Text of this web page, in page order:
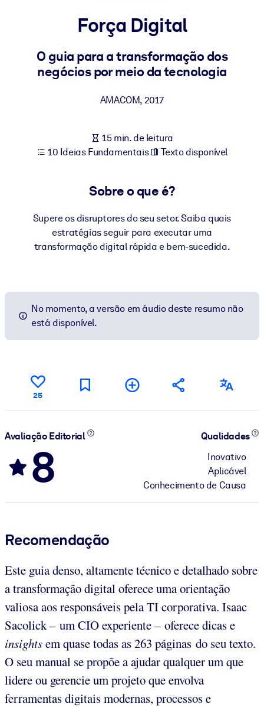
Para LMS/LXP
Leve conhecimento verificado e conciso para seu LMS/LXP para
Para bibliotecas corporativas
negócios confiável e pronto para uso.
estruturado para melhorar os resultados.
Força Digital
O guia para a transformação dos
negócios por meio da tecnologia
AMACOM, 2017
15 min. de leitura
10 Ideias Fundamentais
Texto disponível
Sobre o que é?
Supere os disruptores do seu setor. Saiba quais
estratégias seguir para executar uma
transformação digital rápida e bem-sucedida.
No momento, a versão em áudio deste resumo não
está disponível.
25
Avaliação Editorial
8
Qualidades
Inovativo
Aplicável
Conhecimento de Causa
Recomendação
Este guia denso, altamente técnico e detalhado sobre
a transformação digital oferece uma orientação
valiosa aos responsáveis pela TI corporativa. Isaac
Sacolick – um CIO experiente – oferece dicas e
insightsem quase todas as 263 páginas do seu texto.
O seu manual se propõe a ajudar qualquer um que
lidere ou gerencie um projeto que envolva
ferramentas digitais modernas, processos e